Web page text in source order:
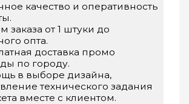
качество и оперативность
заказа от 1 штуки до
опта.
доставка промо
по городу.
в выборе дизайна,
технического задания
вместе с клиентом.